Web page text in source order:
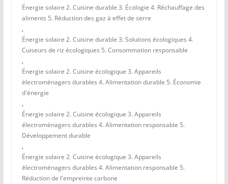
Énergie solaire 2. Cuisine durable 3. Écologie 4. Réchauffage des
aliments 5. Réduction des gaz à effet de serre
,
Énergie solaire 2. Cuisine durable 3. Solutions écologiques 4.
Cuiseurs de riz écologiques 5. Consommation responsable
,
Énergie solaire 2. Cuisine écologique 3. Appareils
électroménagers durables 4. Alimentation durable 5. Économie
d'énergie
,
Énergie solaire 2. Cuisine écologique 3. Appareils
électroménagers durables 4. Alimentation responsable 5.
Développement durable
,
Énergie solaire 2. Cuisine écologique 3. Appareils
électroménagers durables 4. Alimentation responsable 5.
Réduction de l'empreinte carbone